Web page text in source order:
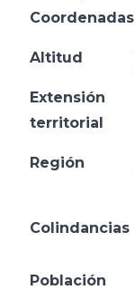
Coordenadas
Altitud
Extensión
territorial
Región
Colindancias
Población